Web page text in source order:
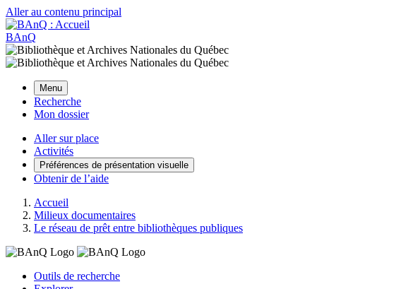
Aller au contenu principal
BAnQ
Menu
Recherche
Mon dossier
Aller sur place
Activités
Préférences de présentation visuelle
Obtenir de l’aide
Accueil
Milieux documentaires
Le réseau de prêt entre bibliothèques publiques
Outils de recherche